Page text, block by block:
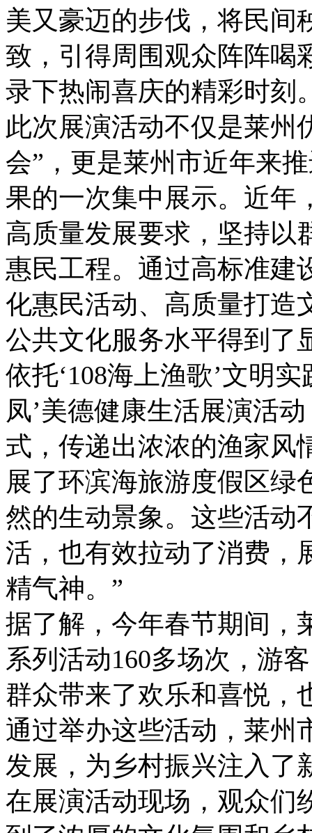
美又豪迈的步伐，将民间
致，引得周围观众阵阵喝
录下热闹喜庆的精彩时刻
此次展演活动不仅是莱州
会”，更是莱州市近年来
果的一次集中展示。近年
高质量发展要求，坚持以
惠民工程。通过高标准建
化惠民活动、高质量打造
公共文化服务水平得到了
依托‘108海上渔歌’文明
凤’美德健康生活展演活
式，传递出浓浓的渔家风
展了环滨海旅游度假区绿
然的生动景象。这些活动
活，也有效拉动了消费，
精气神。”
据了解，今年春节期间，
系列活动160多场次，游
群众带来了欢乐和喜悦，
通过举办这些活动，莱州
发展，为乡村振兴注入了
在展演活动现场，观众们